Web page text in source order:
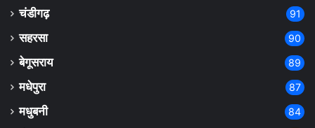
चंडीगढ़ 91
सहरसा 90
बेगूसराय 89
मधेपुरा 87
मधुबनी 84